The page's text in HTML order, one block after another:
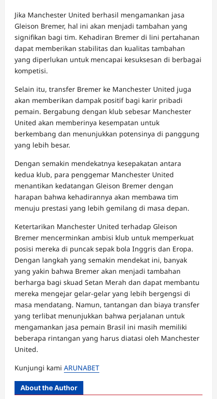
Jika Manchester United berhasil mengamankan jasa
Gleison Bremer, hal ini akan menjadi tambahan yang
signifikan bagi tim. Kehadiran Bremer di lini pertahanan
dapat memberikan stabilitas dan kualitas tambahan
yang diperlukan untuk mencapai kesuksesan di berbagai
kompetisi.
Selain itu, transfer Bremer ke Manchester United juga
akan memberikan dampak positif bagi karir pribadi
pemain. Bergabung dengan klub sebesar Manchester
United akan memberinya kesempatan untuk
berkembang dan menunjukkan potensinya di panggung
yang lebih besar.
Dengan semakin mendekatnya kesepakatan antara
kedua klub, para penggemar Manchester United
menantikan kedatangan Gleison Bremer dengan
harapan bahwa kehadirannya akan membawa tim
menuju prestasi yang lebih gemilang di masa depan.
Ketertarikan Manchester United terhadap Gleison
Bremer mencerminkan ambisi klub untuk memperkuat
posisi mereka di puncak sepak bola Inggris dan Eropa.
Dengan langkah yang semakin mendekat ini, banyak
yang yakin bahwa Bremer akan menjadi tambahan
berharga bagi skuad Setan Merah dan dapat membantu
mereka mengejar gelar-gelar yang lebih bergengsi di
masa mendatang. Namun, tantangan dan biaya transfer
yang terlibat menunjukkan bahwa perjalanan untuk
mengamankan jasa pemain Brasil ini masih memiliki
beberapa rintangan yang harus diatasi oleh Manchester
United.
Kunjungi kami ARUNABET
About the Author